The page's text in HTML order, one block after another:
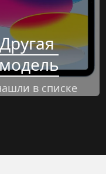
Другая
в списке